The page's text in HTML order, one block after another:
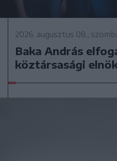
2026. augusztus 08.,
Baka András
köztársasági